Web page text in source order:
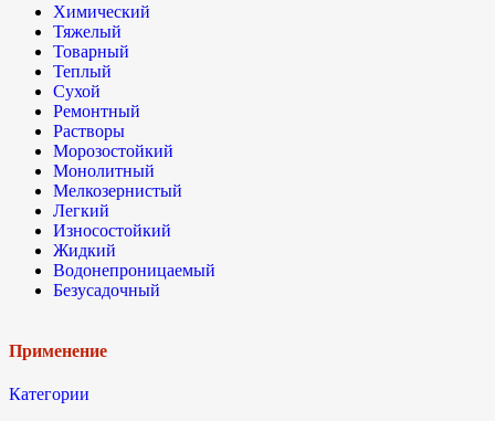
Химический
Тяжелый
Товарный
Теплый
Сухой
Ремонтный
Растворы
Морозостойкий
Монолитный
Мелкозернистый
Легкий
Износостойкий
Жидкий
Водонепроницаемый
Безусадочный
Применение
Категории